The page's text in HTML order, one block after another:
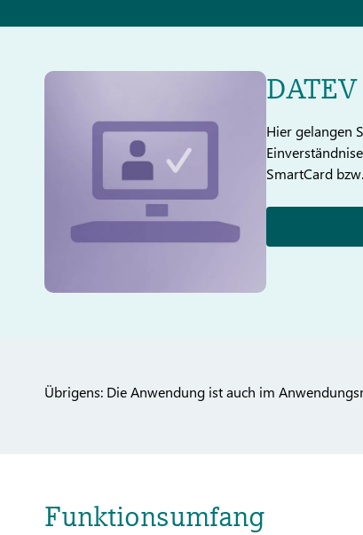
Hier gelangen
SmartCard
Übrigens: Die Anwendung ist auch im
Funktionsumfang